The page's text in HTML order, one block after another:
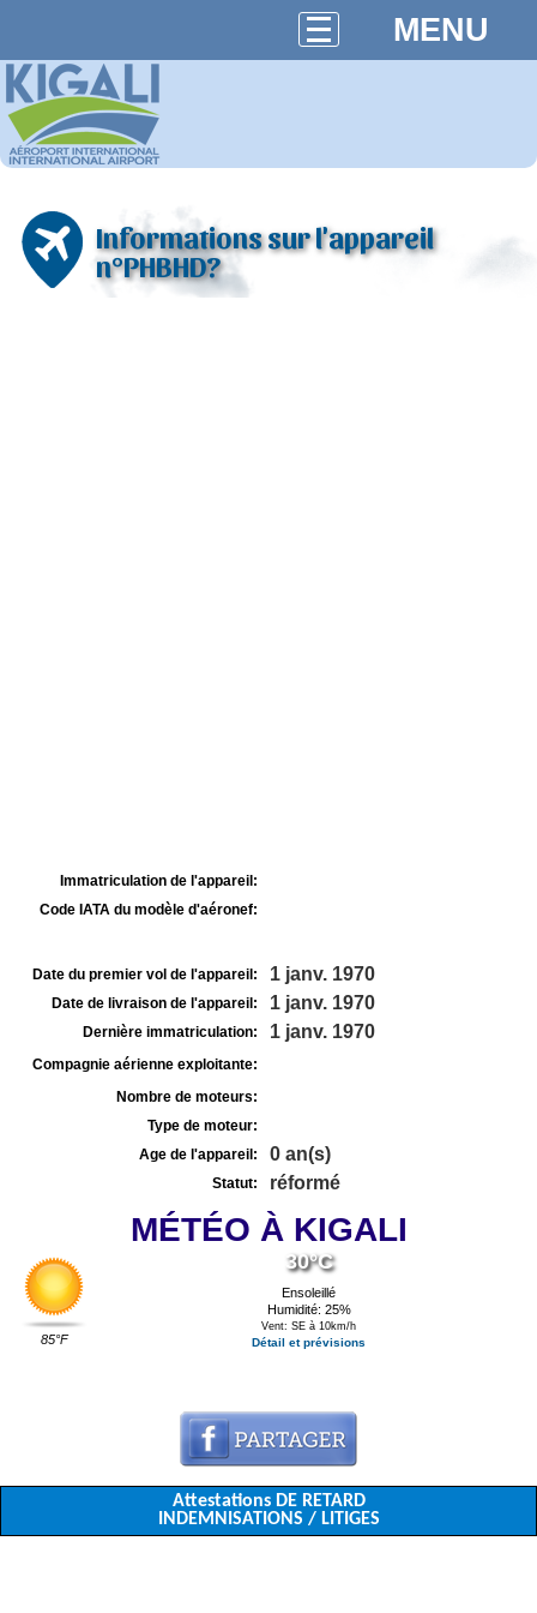
MENU
Informations sur l'appareil
n°PHBHD?
Immatriculation de l'appareil:
Code IATA du modèle d'aéronef:
Date du premier vol de l'appareil: 1 janv. 1970
Date de livraison de l'appareil: 1 janv. 1970
Dernière immatriculation: 1 janv. 1970
Compagnie aérienne exploitante:
Nombre de moteurs:
Type de moteur:
Age de l'appareil:
0 an(s)
Statut: réformé
MÉTÉO À KIGALI
85°F
30°C
Ensoleillé
Humidité: 25%
Vent: SE à 10km/h
Détail et prévisions
Attestations DE RETARD
INDEMNISATIONS / LITIGES